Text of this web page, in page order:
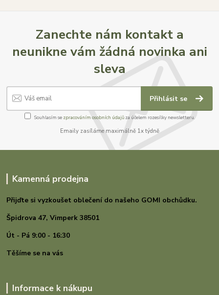
Zanechte nám kontakt a
neunikne vám žádná novinka ani
sleva
Přihlásit se
Souhlasím se zpracováním osobních údajůza účelem rozesílky newsletteru.
Emaily zasíláme maximálně 1x týdně
Kamenná prodejna
Přijďte si vyzkoušet oblečení do našeho GOMI obchůdku.
Špidrova 47,Vimperk 38501
Út - Pá 9:00 - 16:30
Těšíme se na vás
Informace k nákupu